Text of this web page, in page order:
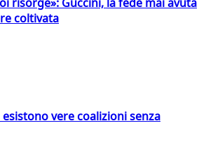
coltivata
vere coalizioni senza